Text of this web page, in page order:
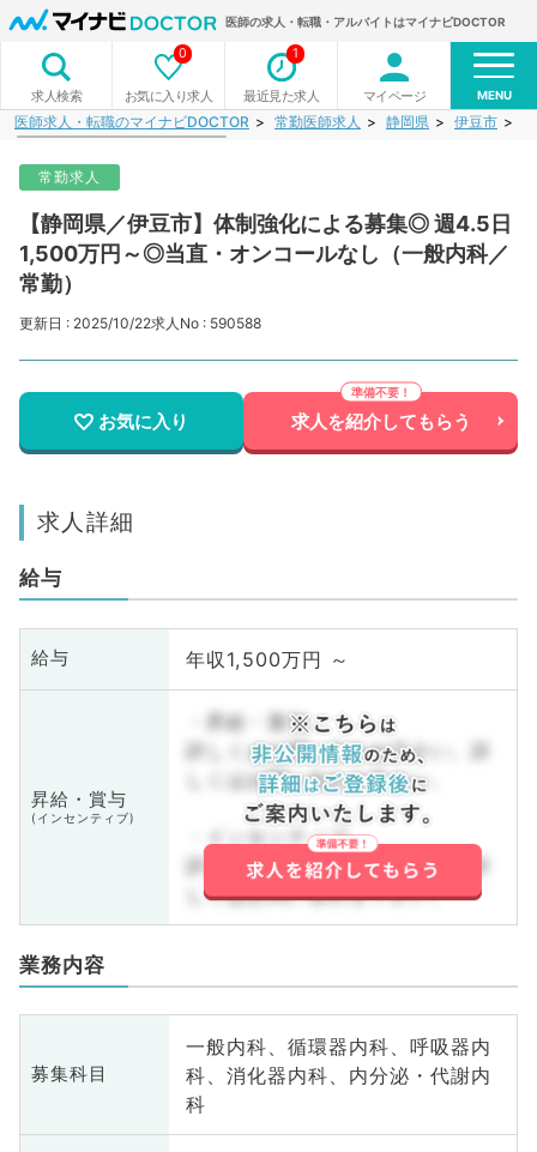
医師の求人・転職・アルバイトはマイナビDOCTOR
求人検索 お気に入り求人
0
最近見た求人
1
マイページ MENU
医師求人・転職のマイナビDOCTOR 常勤医師求人 静岡県 伊豆市
常勤求人
【静岡県／伊豆市】体制強化による募集◎ 週4.5日
1,500万円～◎当直・オンコールなし（一般内科／
常勤）
更新日 : 2025/10/22求人No : 590588
お気に入り 求人を紹介してもらう
求人詳細
給与
給与 年収1,500万円 ～
昇給・賞与
(インセンティブ)
・昇給・賞与
詳しくはお問い合わせ下さい。詳
しくはお問い合わせ下さい。
・インセンティブ
詳しくはお問い合わせ下さい。詳
しくはお問い合わせ下さい。
業務内容
募集科目
一般内科、循環器内科、呼吸器内
科、消化器内科、内分泌・代謝内
科